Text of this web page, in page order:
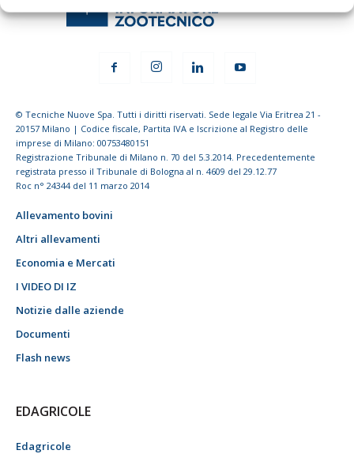
© Tecniche Nuove Spa. Tutti i diritti riservati. Sede legale Via Eritrea 21 -
20157 Milano | Codice fiscale, Partita IVA e Iscrizione al Registro delle
imprese di Milano: 00753480151
Registrazione Tribunale di Milano n. 70 del 5.3.2014. Precedentemente
registrata presso il Tribunale di Bologna al n. 4609 del 29.12.77
Roc n° 24344 del 11 marzo 2014
Allevamento bovini
Altri allevamenti
Economia e Mercati
I VIDEO DI IZ
Notizie dalle aziende
Documenti
Flash news
EDAGRICOLE
Edagricole